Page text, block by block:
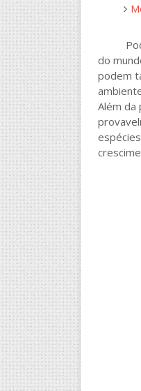
do
podem
Além da